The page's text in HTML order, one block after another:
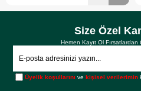
Size Özel
Hemen Kayıt Ol
Üyelik koşullarını vekişisel verilerimin